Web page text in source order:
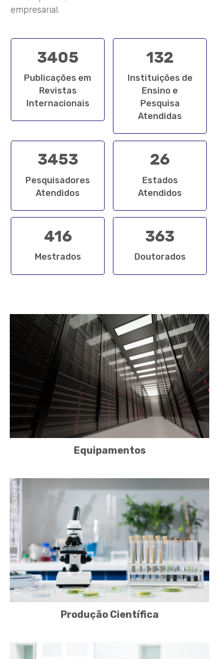
empresarial.
3405
Publicações em
Revistas
Internacionais
132
Instituições de
Ensino e
Pesquisa
Atendidas
3453
Pesquisadores
Atendidos
26
Estados
Atendidos
416
Mestrados
363
Doutorados
Equipamentos
Produção Científica